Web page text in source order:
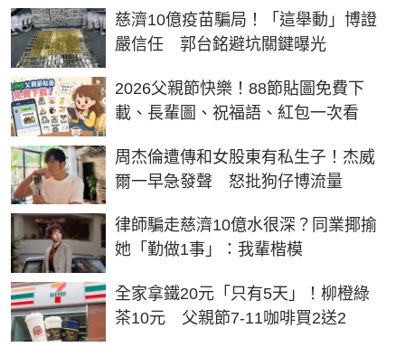
慈濟10億疫苗騙局！「這舉動」博證
嚴信任 郭台銘避坑關鍵曝光
2026父親節快樂！88節貼圖免費下
載、長輩圖、祝福語、紅包一次看
周杰倫遭傳和女股東有私生子！杰威
爾一早急發聲 怒批狗仔博流量
律師騙走慈濟10億水很深？同業揶揄
她「勤做1事」：我輩楷模
全家拿鐵20元「只有5天」！柳橙綠
茶10元 父親節7-11咖啡買2送2